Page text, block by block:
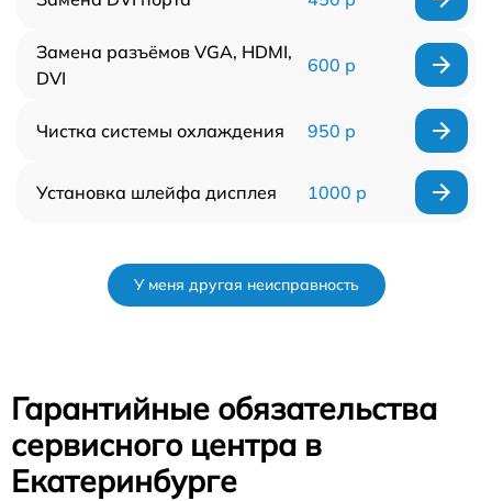
Замена разъёмов VGA, HDMI,
DVI
600 р
Чистка системы охлаждения 950 р
Установка шлейфа дисплея 1000 р
У меня другая неисправность
Гарантийные обязательства
сервисного центра в
Екатеринбурге